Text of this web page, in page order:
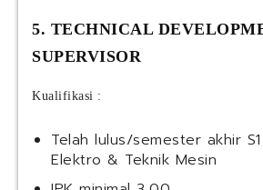
5. TECHNICAL
SUPERVISOR
Kualifikasi :
Telah lulus/semester akhir
Elektro & Teknik Mesin